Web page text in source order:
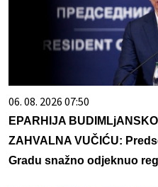
06. 08. 2026 07:50
EPARHIJA
ZAHVALNA VUČIĆU:
Gradu snažno odjeknuo